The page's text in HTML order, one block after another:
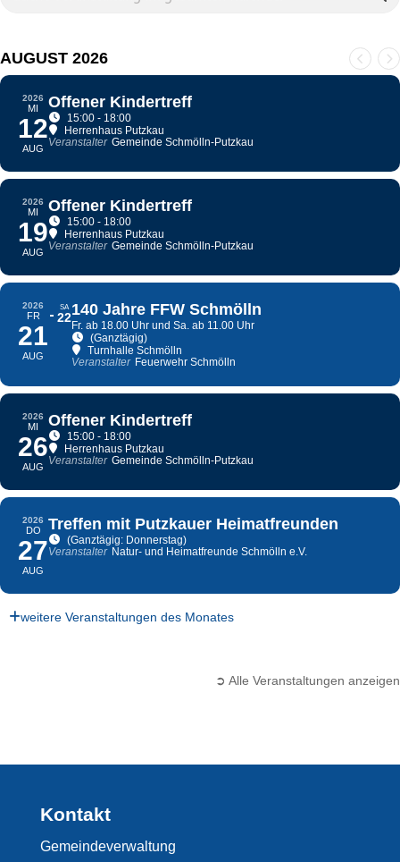
AUGUST 2026
2026
MI
12
AUG
Offener Kindertreff
15:00 - 18:00
Herrenhaus Putzkau
Veranstalter Gemeinde Schmölln-Putzkau
2026
MI
19
AUG
Offener Kindertreff
15:00 - 18:00
Herrenhaus Putzkau
Veranstalter Gemeinde Schmölln-Putzkau
2026
FR
21
AUG
SA
22140 Jahre FFW Schmölln
Fr. ab 18.00 Uhr und Sa. ab 11.00 Uhr
(Ganztägig)
Turnhalle Schmölln
Veranstalter Feuerwehr Schmölln
2026
MI
26
AUG
Offener Kindertreff
15:00 - 18:00
Herrenhaus Putzkau
Veranstalter Gemeinde Schmölln-Putzkau
2026
DO
27
AUG
Treffen mit Putzkauer Heimatfreunden
(Ganztägig: Donnerstag)
Veranstalter Natur- und Heimatfreunde Schmölln e.V.
weitere Veranstaltungen des Monates
➲ Alle Veranstaltungen anzeigen
Kontakt
Gemeindeverwaltung